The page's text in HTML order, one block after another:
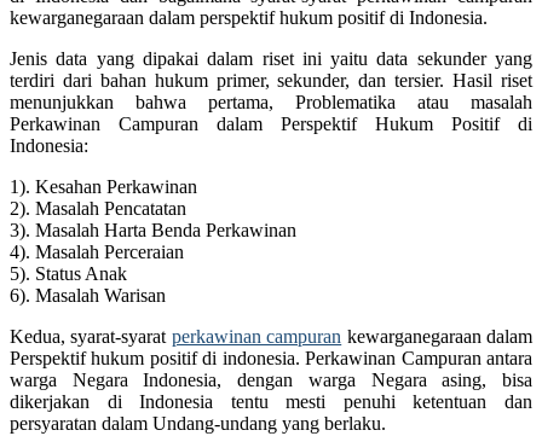
kewarganegaraan dalam perspektif hukum positif di Indonesia.
Jenis data yang dipakai dalam riset ini yaitu data sekunder yang
terdiri dari bahan hukum primer, sekunder, dan tersier. Hasil riset
menunjukkan bahwa pertama, Problematika atau masalah
Perkawinan Campuran dalam Perspektif Hukum Positif di
Indonesia:
1). Kesahan Perkawinan
2). Masalah Pencatatan
3). Masalah Harta Benda Perkawinan
4). Masalah Perceraian
5). Status Anak
6). Masalah Warisan
Kedua, syarat-syarat perkawinan campuran kewarganegaraan dalam
Perspektif hukum positif di indonesia. Perkawinan Campuran antara
warga Negara Indonesia, dengan warga Negara asing, bisa
dikerjakan di Indonesia tentu mesti penuhi ketentuan dan
persyaratan dalam Undang-undang yang berlaku.